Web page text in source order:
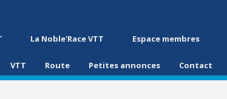
Espace membres
La Noble'Race VTT
VTT Route Petites annonces Contact